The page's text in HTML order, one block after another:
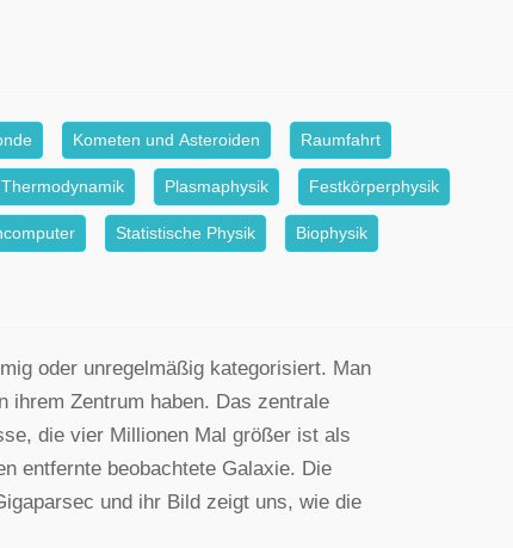
Kometen und Asteroiden Raumfahrt
Thermodynamik Plasmaphysik Festkörperphysik
Statistische Physik Biophysik
oder unregelmäßig kategorisiert. Man
ihrem Zentrum haben. Das zentrale
die vier Millionen Mal größer ist als
entfernte beobachtete Galaxie. Die
und ihr Bild zeigt uns, wie die